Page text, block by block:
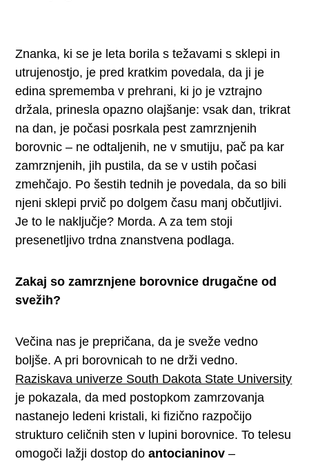
Znanka, ki se je leta borila s težavami s sklepi in
utrujenostjo, je pred kratkim povedala, da ji je
edina sprememba v prehrani, ki jo je vztrajno
držala, prinesla opazno olajšanje: vsak dan, trikrat
na dan, je počasi posrkala pest zamrznjenih
borovnic – ne odtaljenih, ne v smutiju, pač pa kar
zamrznjenih, jih pustila, da se v ustih počasi
zmehčajo. Po šestih tednih je povedala, da so bili
njeni sklepi prvič po dolgem času manj občutljivi.
Je to le naključje? Morda. A za tem stoji
presenetljivo trdna znanstvena podlaga.
Zakaj so zamrznjene borovnice drugačne od
svežih?
Večina nas je prepričana, da je sveže vedno
boljše. A pri borovnicah to ne drži vedno.
Raziskava univerze South Dakota State University
je pokazala, da med postopkom zamrzovanja
nastanejo ledeni kristali, ki fizično razpočijo
strukturo celičnih sten v lupini borovnice. To telesu
omogoči lažji dostop doantocianinov –